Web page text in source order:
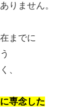
りません。
までに
、
専念した